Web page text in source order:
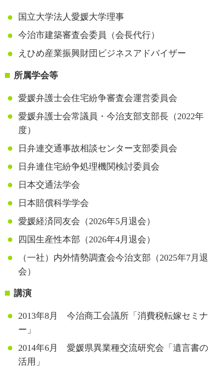
国立大学法人愛媛大学理事
今治市建築審査会委員（会長代行）
えひめ産業振興財団ビジネスアドバイザー
所属学会等
愛媛弁護士会住宅紛争審査会運営委員会
愛媛弁護士会常議員・今治支部支部長（2022年
度）
日弁連交通事故相談センター支部委員会
日弁連住宅紛争処理機関検討委員会
日本交通法学会
日本賠償科学学会
愛媛経済同友会（2026年5月退会）
四国生産性本部（2026年4月退会）
（一社）内外情勢調査会今治支部（2025年7月退
会）
講演
2013年8月 今治商工会議所「消費税転嫁セミナ
ー」
2014年6月 愛媛県異業種交流研究会「遺言書の
活用」